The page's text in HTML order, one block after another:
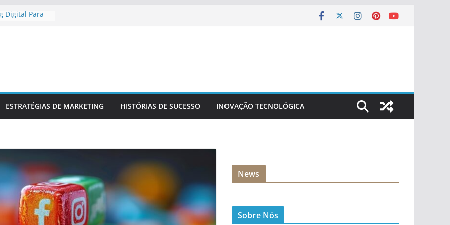
Digital Para
Sua Marca
ESTRATÉGIAS DE MARKETING HISTÓRIAS DE SUCESSO INOVAÇÃO TECNOLÓGICA
News
Sobre Nós